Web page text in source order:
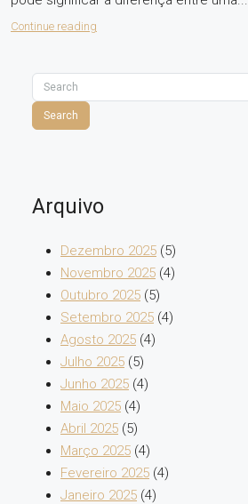
Continue reading
Search
Arquivo
Dezembro 2025 (5)
Novembro 2025 (4)
Outubro 2025 (5)
Setembro 2025 (4)
Agosto 2025 (4)
Julho 2025 (5)
Junho 2025 (4)
Maio 2025 (4)
Abril 2025 (5)
Março 2025 (4)
Fevereiro 2025 (4)
Janeiro 2025 (4)